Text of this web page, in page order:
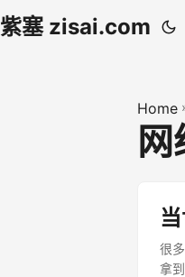
紫塞 zisai.com
Home
很
拿